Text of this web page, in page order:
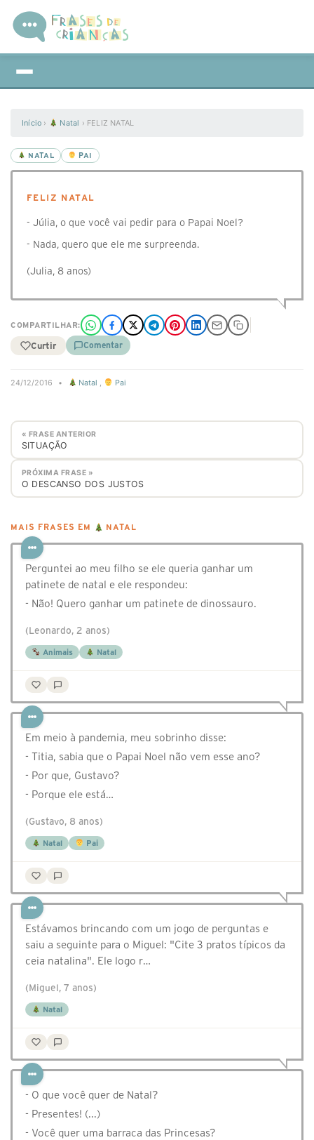
Início › Natal › FELIZ NATAL
NATAL PAI
FELIZ NATAL
- Júlia, o que você vai pedir para o Papai Noel?
- Nada, quero que ele me surpreenda.
(Julia, 8 anos)
COMPARTILHAR:
Curtir Comentar
24/12/2016 • Natal , Pai
« FRASE ANTERIOR
SITUAÇÃO
PRÓXIMA FRASE »
O DESCANSO DOS JUSTOS
MAIS FRASES EM NATAL
Perguntei ao meu filho se ele queria ganhar um
patinete de natal e ele respondeu:
- Não! Quero ganhar um patinete de dinossauro.
(Leonardo, 2 anos)
Animais Natal
Em meio à pandemia, meu sobrinho disse:
- Titia, sabia que o Papai Noel não vem esse ano?
- Por que, Gustavo?
- Porque ele está…
(Gustavo, 8 anos)
Natal Pai
Estávamos brincando com um jogo de perguntas e
saiu a seguinte para o Miguel: "Cite 3 pratos típicos da
ceia natalina". Ele logo r…
(Miguel, 7 anos)
Natal
- O que você quer de Natal?
- Presentes! (...)
- Você quer uma barraca das Princesas?